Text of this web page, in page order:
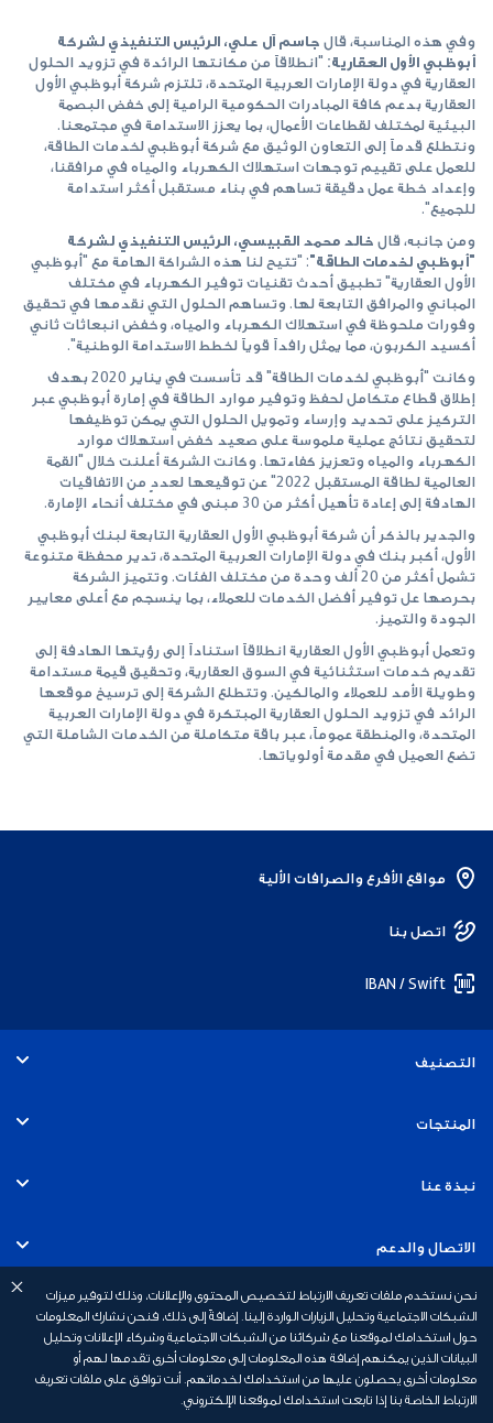
نحن نستخدم ملفات تعريف الارتباط لتخصيص المحتوى والإعلانات، وذلك لتوفير ميزات
الشبكات الاجتماعية وتحليل الزيارات الواردة إلينا. إضافةً إلى ذلك، فنحن نشارك المعلومات
حول استخدامك لموقعنا مع شركائنا من الشبكات الاجتماعية وشركاء الإعلانات وتحليل
البيانات الذين يمكنهم إضافة هذه المعلومات إلى معلومات أخرى تقدمها لهم أو
معلومات أخرى يحصلون عليها من استخدامك لخدماتهم. أنت توافق على ملفات تعريف
الارتباط الخاصة بنا إذا تابعت استخدامك لموقعنا الإلكتروني.
وفي هذه المناسبة، قال جاسمآل علي، الرئيس التنفيذي لشركة
أبوظبي الأول العقارية: "انطلاقاً من مكانتها الرائدة في تزويد الحلول
العقارية في دولة الإمارات العربية المتحدة، تلتزم شركة أبوظبي الأول
العقارية بدعم كافة المبادرات الحكومية الرامية إلى خفض البصمة
البيئية لمختلف لقطاعات الأعمال، بما يعزز الاستدامة في مجتمعنا.
ونتطلع قدماً إلى التعاون الوثيق مع شركة أبوظبي لخدمات الطاقة،
للعمل على تقييم توجهات استهلاك الكهرباء والمياه في مرافقنا،
وإعداد خطة عمل دقيقة تساهم في بناء مستقبل أكثر استدامة
للجميع".
ومن جانبه، قال خالد محمد القبيسي، الرئيس التنفيذي لشركة
"أبوظبي لخدمات الطاقة": "تتيح لنا هذه الشراكة الهامة مع "أبوظبي
الأول العقارية" تطبيق أحدث تقنيات توفير الكهرباء في مختلف
المباني والمرافق التابعة لها. وتساهم الحلول التي نقدمها في تحقيق
وفورات ملحوظة في استهلاك الكهرباء والمياه، وخفض انبعاثات ثاني
أكسيد الكربون، مما يمثل رافداً قوياً لخطط الاستدامة الوطنية".
وكانت "أبوظبي لخدمات الطاقة" قد تأسست في يناير 2020 بهدف
إطلاق قطاع متكامل لحفظ وتوفير موارد الطاقة في إمارة أبوظبي عبر
التركيز على تحديد وإرساء وتمويل الحلول التي يمكن توظيفها
لتحقيق نتائج عملية ملموسة على صعيد خفض استهلاك موارد
الكهرباء والمياه وتعزيز كفاءتها. وكانت الشركة أعلنت خلال "القمة
العالمية لطاقة المستقبل 2022" عن توقيعها لعددٍ من الاتفاقيات
الهادفة إلى إعادة تأهيل أكثر من 30 مبنى في مختلف أنحاء الإمارة.
والجدير بالذكر أن شركة أبوظبي الأول العقارية التابعة لبنك أبوظبي
الأول، أكبر بنك في دولة الإمارات العربية المتحدة، تدير محفظة متنوعة
تشمل أكثر من 20 ألف وحدة من مختلف الفئات. وتتميز الشركة
بحرصها عل توفير أفضل الخدمات للعملاء، بما ينسجم مع أعلى معايير
الجودة والتميز.
وتعمل أبوظبي الأول العقارية انطلاقاً استناداً إلى رؤيتها الهادفة إلى
تقديم خدمات استثنائية في السوق العقارية، وتحقيق قيمة مستدامة
وطويلة الأمد للعملاء والمالكين. وتتطلع الشركة إلى ترسيخ موقعها
الرائد في تزويد الحلول العقارية المبتكرة في دولة الإمارات العربية
المتحدة، والمنطقة عموماً، عبر باقة متكاملة من الخدمات الشاملة التي
تضع العميل في مقدمة أولوياتها.
مواقع الأفرع والصرافات الألية
اتصل بنا
IBAN / Swift
التصنيف
الأفراد
الخدمات المصرفية الإسلامية
الخدمات المصرفية الخاصة
المنتجات
الحسابات
القروض
القروض العقارية
التأمين
نبذة عنا
التوظيف
الاستدامة
أخبار بنك أبوظبي الأول
علاقات المستثمرين
الاتصال والدعم
الخدمات المصرفية عبر الهاتف المتحرك
السلامة المالية
أسئلة وأجوبة
روابط سريعة
رسوم الخدمات المصرفية الشخصية